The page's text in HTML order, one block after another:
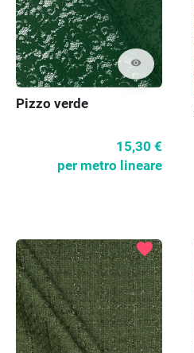
visibility
Pizzo verde
15,30 €
per metro lineare
favorite